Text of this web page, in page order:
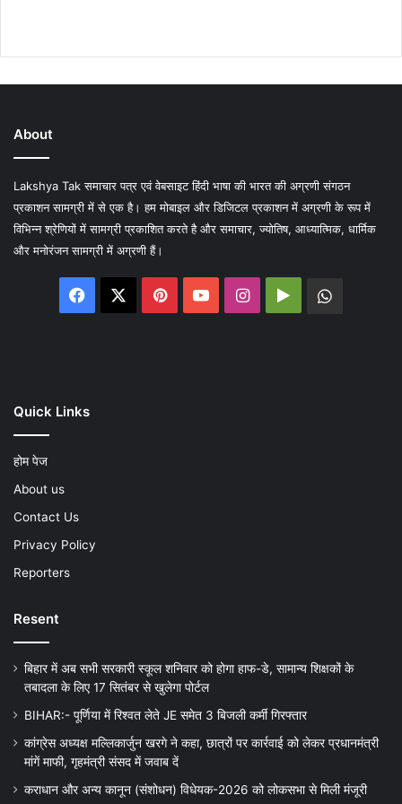
About
Lakshya Tak समाचार पत्र एवं वेबसाइट हिंदी भाषा की भारत की अग्रणी संगठन
प्रकाशन सामग्री में से एक है। हम मोबाइल और डिजिटल प्रकाशन में अग्रणी के रूप में
विभिन्न श्रेणियों में सामग्री प्रकाशित करते है और समाचार, ज्योतिष, आध्यात्मिक, धार्मिक
और मनोरंजन सामग्री में अग्रणी हैं।
Facebook PinterestYouTubeInstagram
Google
Quick Links
होम पेज
About us
Contact Us
Privacy Policy
Reporters
Resent
बिहार में अब सभी सरकारी स्कूल शनिवार को होगा हाफ-डे, सामान्य शिक्षकों के
तबादला के लिए 17 सितंबर से खुलेगा पोर्टल
BIHAR:- पूर्णिया में रिश्वत लेते JE समेत 3 बिजली कर्मी गिरफ्तार
कांग्रेस अध्यक्ष मल्लिकार्जुन खरगे ने कहा, छात्रों पर कार्रवाई को लेकर प्रधानमंत्री
मांगें माफी, गृहमंत्री संसद में जवाब दें
कराधान और अन्य कानून (संशोधन) विधेयक-2026 को लोकसभा से मिली मंजूरी